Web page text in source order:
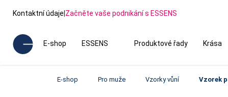
Kontaktní údaje|Začněte vaše podnikání s ESSENS
E-shop ESSENS Produktové řady Krása
E-shop Pro muže Vzorky vůní Vzorek